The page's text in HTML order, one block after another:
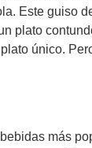
Este guiso
plato
único.
más